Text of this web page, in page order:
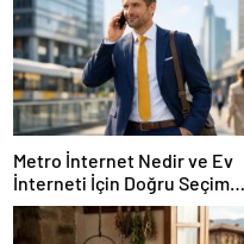
Metro İnternet Nedir ve Ev
İnterneti İçin Doğru Seçim
Nasıl Yapılır